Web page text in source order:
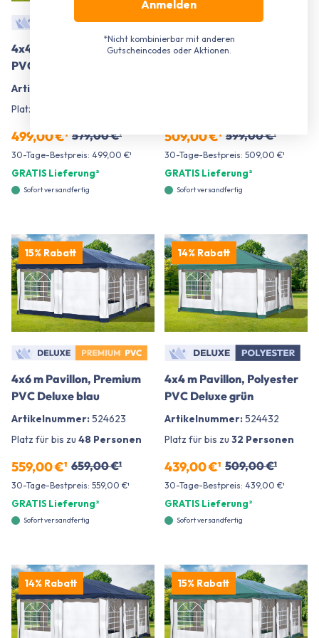
4x4 m Pavillon, Premium
PVC Deluxe grün
Artikelnummer:
Platz für bis zu
499,00 €¹ 579,00 €¹
30-Tage-Bestpreis: 499,00 €¹
GRATIS Lieferung²
Sofort versandfertig
3x6 m Pavillon, Premium
509,00 €¹ 599,00 €¹
30-Tage-Bestpreis: 509,00 €¹
GRATIS Lieferung²
Sofort versandfertig
15% Rabatt
4x6 m Pavillon, Premium
PVC Deluxe blau
Artikelnummer:524623
Platz für bis zu 48 Personen
559,00 €¹ 659,00 €¹
30-Tage-Bestpreis: 559,00 €¹
GRATIS Lieferung²
Sofort versandfertig
14% Rabatt
4x4 m Pavillon, Polyester
PVC Deluxe grün
Artikelnummer:524432
Platz für bis zu 32 Personen
439,00 €¹ 509,00 €¹
30-Tage-Bestpreis: 439,00 €¹
GRATIS Lieferung²
Sofort versandfertig
14% Rabatt 15% Rabatt
Anmelden
*Nicht kombinierbar mit anderen
Gutscheincodes oder Aktionen.